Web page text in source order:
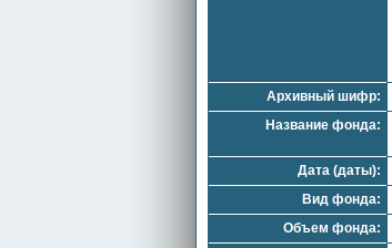
Архивный шифр:
Название фонда:
Дата (даты):
Вид фонда:
Объем фонда: